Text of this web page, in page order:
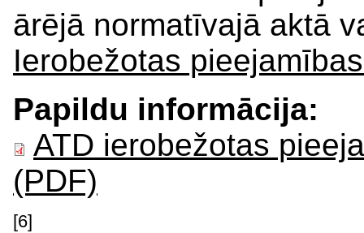
ārējā normatīvajā aktā
Ierobežotas
Papildu informācija:
ATD ierobežotas
(PDF)
[6]